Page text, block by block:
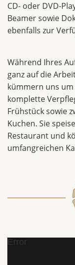
CD- oder DVD-
Beamer sowie
ebenfalls zur
Während Ihres
ganz auf die
kümmern uns
komplette
Frühstück sowie
Kuchen. Sie
Restaurant und
umfangreichen
Error